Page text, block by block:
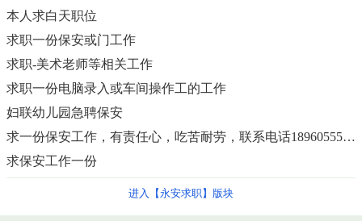
本人求白天职位
求职一份保安或门工作
求职-美术老师等相关工作
求职一份电脑录入或车间操作工的工作
妇联幼儿园急聘保安
求一份保安工作，有责任心，吃苦耐劳，联系电话18960555507
求保安工作一份
进入【永安求职】版块